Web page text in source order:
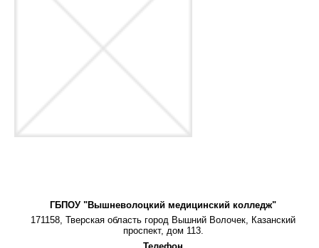
ГБПОУ "Вышневолоцкий медицинский колледж"
171158, Тверская область город Вышний Волочек, Казанский
проспект, дом 113.